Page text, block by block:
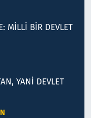
MİLLİ BİR DEVLET
YANİ DEVLET